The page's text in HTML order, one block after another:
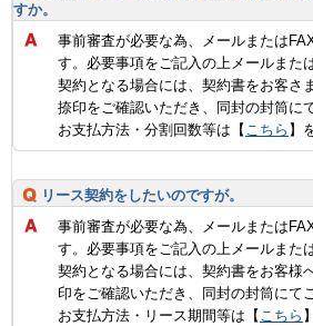
すか。
事前審査が必要な為、メールまたは
す。必要事項をご記入の上メールまた
契約となる場合には、契約書をお客さ
捺印をご確認いただき、同封の封筒に
お支払方法・分割回数等は【 こちら 】
リース契約をしたいのですが。
事前審査が必要な為、メールまたは
す。必要事項をご記入の上メールまた
契約となる場合には、契約書をお客様
印をご確認いただき、同封の封筒にて
お支払方法・リース期間等は【 こちら